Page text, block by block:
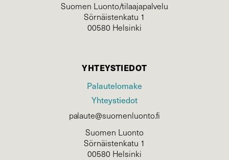
Suomen Luonto/tilaajapalvelu
Sörnäistenkatu 1
00580 Helsinki
YHTEYSTIEDOT
Palautelomake
Yhteystiedot
palaute@suomenluonto.fi
Suomen Luonto
Sörnäistenkatu 1
00580 Helsinki